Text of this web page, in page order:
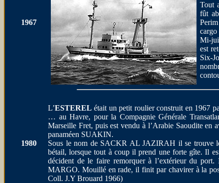
1967
Tout
fût
Mi-
est
Six-
1980
L’ESTEREL était un petit roulier construit en 1967
… au Havre, pour la Compagnie Générale
Marseille Fret, puis est vendu à l’Arabie Saoudite en
panaméen SUAKIN.
Sous le nom de SACKR AL JAZIRAH il se trouve
bétail, lorsque tout à coup il prend une forte gîte. Il
décident de le faire remorquer à l’extérieur du
MARGO. Mouillé en rade, il finit par chavirer à la
Coll. J.Y Brouard 1966)